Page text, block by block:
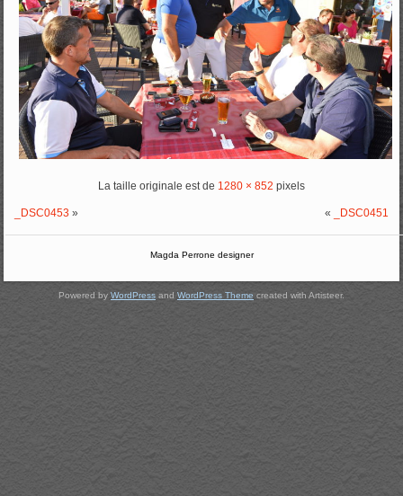
La taille originale est de 1280 × 852 pixels
_DSC0453 » « _DSC0451
Magda Perrone designer
Powered by WordPress and WordPress Theme created with Artisteer.